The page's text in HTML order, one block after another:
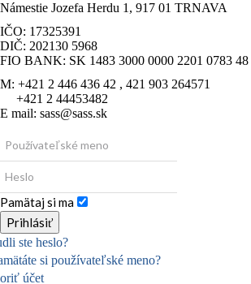
Námestie Jozefa Herdu 1, 917 01 TRNAVA
IČO: 17325391
DIČ: 202130 5968
FIO BANK: SK 1483 3000 0000 2201 0783 48
M: +421 2 446 436 42 , 421 903 264571
+421 2 44453482
E mail: sass@sass.sk
Pamätaj si ma
Prihlásiť
ste heslo?
si používateľské meno?
účet